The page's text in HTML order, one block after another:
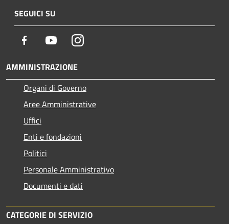
SEGUICI SU
Facebook YoutubeInstagram
AMMINISTRAZIONE
Organi di Governo
Aree Amministrative
Uffici
Enti e fondazioni
Politici
Personale Amministrativo
Documenti e dati
CATEGORIE DI SERVIZIO